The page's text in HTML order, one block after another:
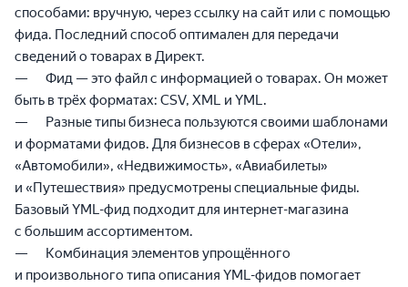
способами: вручную, через ссылку на сайт или с помощью
фида. Последний способ оптимален для передачи
сведений о товарах в Директ.
Фид — это файл с информацией о товарах. Он может
быть в трёх форматах: CSV, XML и YML.
Разные типы бизнеса пользуются своими шаблонами
и форматами фидов. Для бизнесов в сферах «Отели»,
«Автомобили», «Недвижимость», «Авиабилеты»
и «Путешествия» предусмотрены специальные фиды.
Базовый YML-фид подходит для интернет-магазина
с большим ассортиментом.
Комбинация элементов упрощённого
и произвольного типа описания YML-фидов помогает